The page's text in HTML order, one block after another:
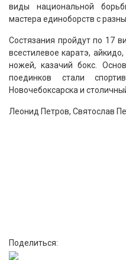
виды национальной
мастера единоборств с
Состязания пройдут по 17
всестилевое каратэ,
ножей, казачий бокс.
поединков стали
Новочебоксарска и
Леонид Петров, Святослав
Поделиться: